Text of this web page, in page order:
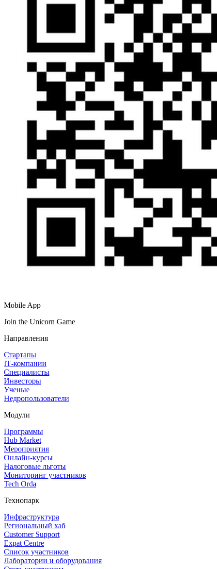
Mobile App
Join the Unicorn Game
Направления
Стартапы
IT‑компании
Специалисты
Инвесторы
Ученые
Недропользователи
Модули
Программы
Hub Market
Мероприятия
Онлайн‑курсы
Налоговые льготы
Мониторинг участников
Tech Orda
Технопарк
Инфраструктура
Региональный хаб
Customer Support
Expat Centre
Список участников
Лаборатории и оборудования